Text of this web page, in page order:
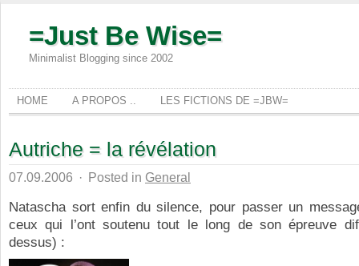
=Just Be Wise=
Minimalist Blogging since 2002
HOME A PROPOS .. LES FICTIONS DE =JBW=
Autriche = la révélation
07.09.2006 · Posted in General
Natascha sort enfin du silence, pour passer un
ceux qui l’ont soutenu tout le long de son épreuve
dessus) :